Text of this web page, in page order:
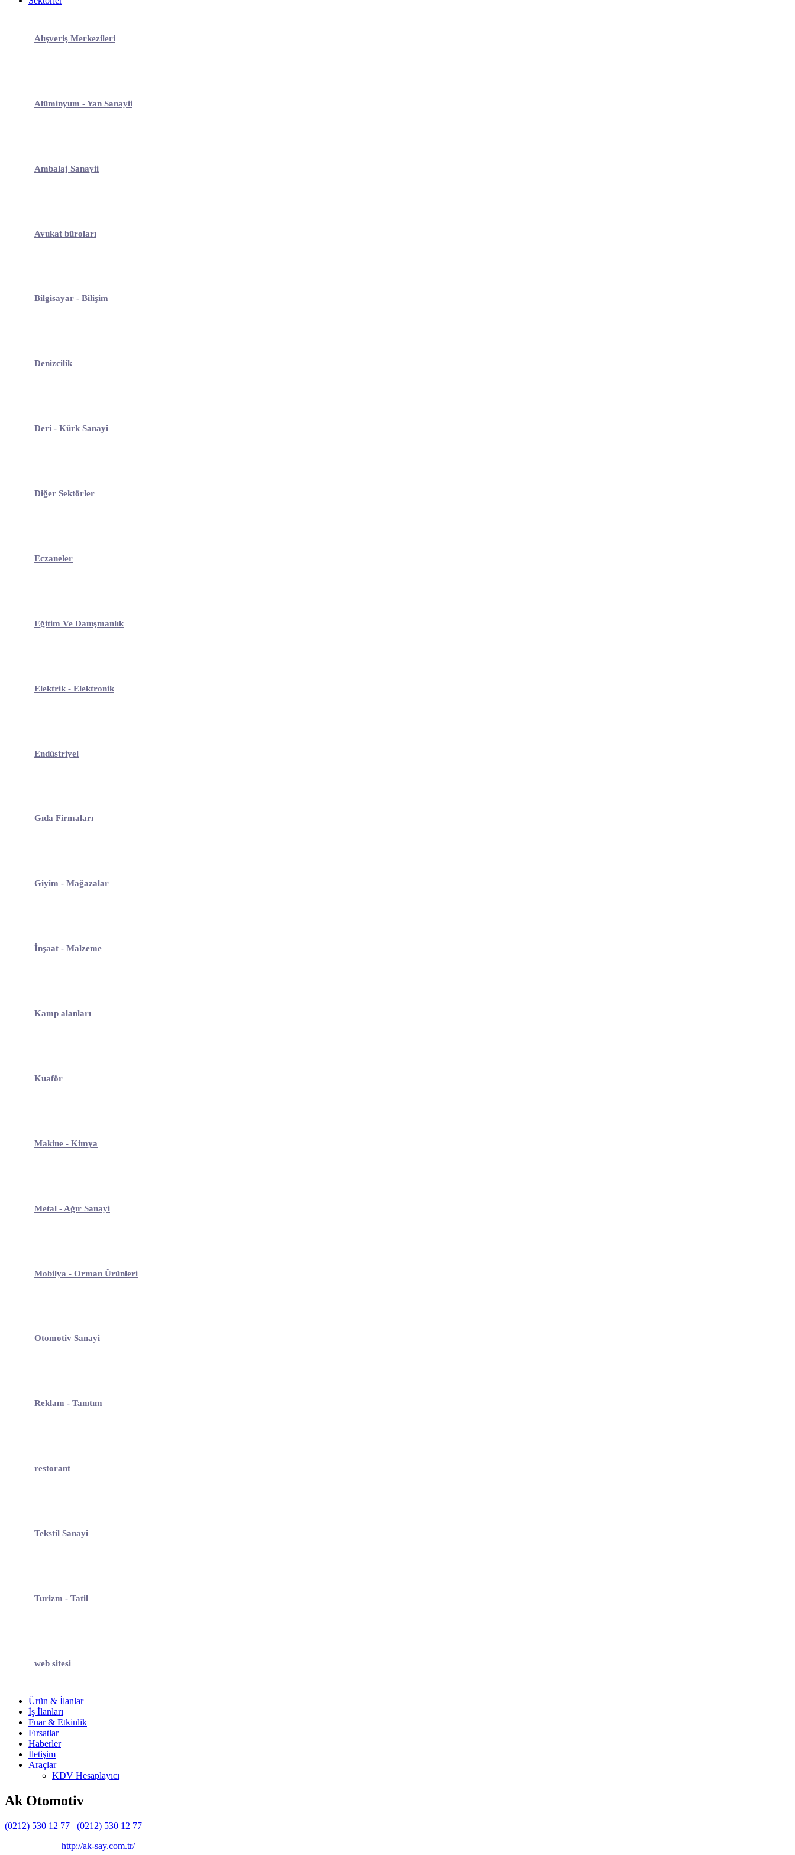
Alışveriş Merkezileri
Alüminyum - Yan Sanayii
Ambalaj Sanayii
Avukat büroları
Bilgisayar - Bilişim
Denizcilik
Deri - Kürk Sanayi
Diğer Sektörler
Eczaneler
Eğitim Ve Danışmanlık
Elektrik - Elektronik
Endüstriyel
Gıda Firmaları
Giyim - Mağazalar
İnşaat - Malzeme
Kamp alanları
Kuaför
Makine - Kimya
Metal - Ağır Sanayi
Mobilya - Orman Ürünleri
Otomotiv Sanayi
Reklam - Tanıtım
restorant
Tekstil Sanayi
Turizm - Tatil
web sitesi
Ürün & İlanlar
İş İlanları
Fuar & Etkinlik
Fırsatlar
Haberler
İletişim
Araçlar
KDV Hesaplayıcı
Ak Otomotiv
(0212) 530 12 77 (0212) 530 12 77
http://ak-say.com.tr/